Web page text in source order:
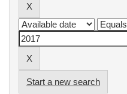
Start a new search